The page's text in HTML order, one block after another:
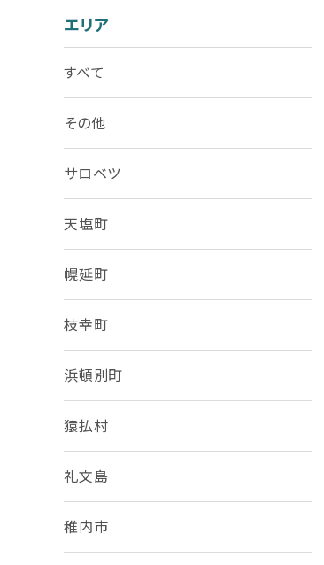
エリア
すべて
その他
サロベツ
天塩町
幌延町
枝幸町
浜頓別町
猿払村
礼文島
稚内市